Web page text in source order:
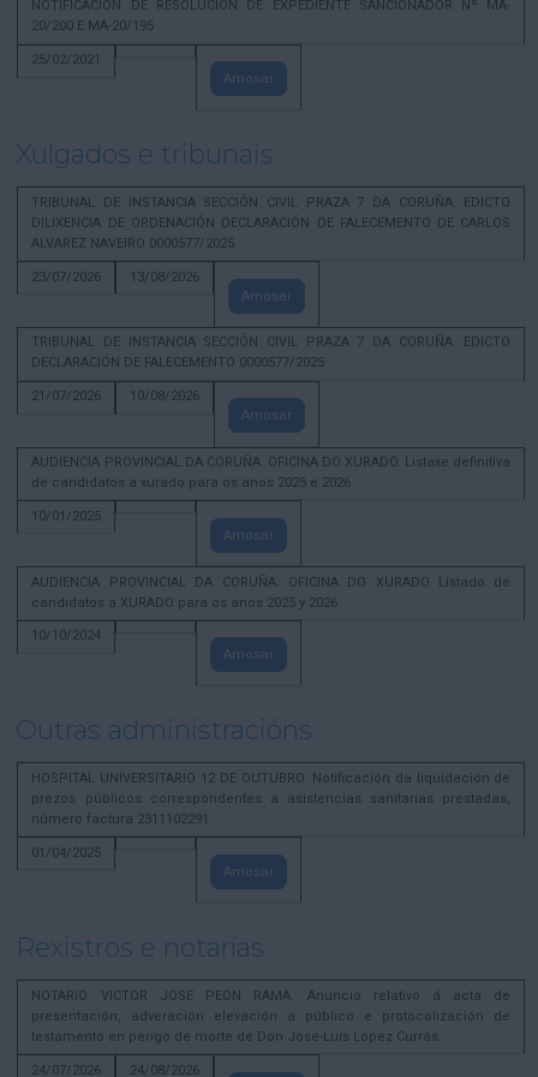
NOTIFICACION DE RESOLUCION DE EXPEDIENTE SANCIONADOR Nº MA-
20/200 E MA-20/195
25/02/2021
Amosar
Xulgados e tribunais
TRIBUNAL DE INSTANCIA SECCIÓN CIVIL PRAZA 7 DA CORUÑA. EDICTO
DILIXENCIA DE ORDENACIÓN DECLARACIÓN DE FALECEMENTO DE CARLOS
ALVAREZ NAVEIRO 0000577/2025
23/07/2026
13/08/2026
Amosar
TRIBUNAL DE INSTANCIA SECCIÓN CIVIL PRAZA 7 DA CORUÑA. EDICTO
DECLARACIÓN DE FALECEMENTO 0000577/2025
21/07/2026
10/08/2026
Amosar
AUDIENCIA PROVINCIAL DA CORUÑA. OFICINA DO XURADO. Listaxe definitiva
de candidatos a xurado para os anos 2025 e 2026
10/01/2025
Amosar
AUDIENCIA PROVINCIAL DA CORUÑA. OFICINA DO XURADO Listado de
candidatos a XURADO para os anos 2025 y 2026.
10/10/2024
Amosar
Outras administracións
HOSPITAL UNIVERSITARIO 12 DE OUTUBRO. Notificación da liquidación de
prezos públicos correspondentes a asistencias sanitarias prestadas,
número factura 2311102291
01/04/2025
Amosar
Rexistros e notarías
NOTARIO VICTOR JOSE PEON RAMA. Anuncio relativo á acta de
presentación, adveración elevación a público e protocolización de
testamento en perigo de morte de Don José-Luís López Currás.
24/07/2026
24/08/2026